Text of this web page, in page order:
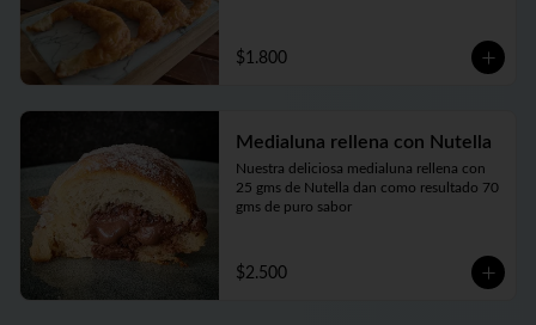
$1.800
Medialuna rellena con Nutella
Nuestra deliciosa medialuna rellena con
25 gms de Nutella dan como resultado 70
gms de puro sabor
$2.500